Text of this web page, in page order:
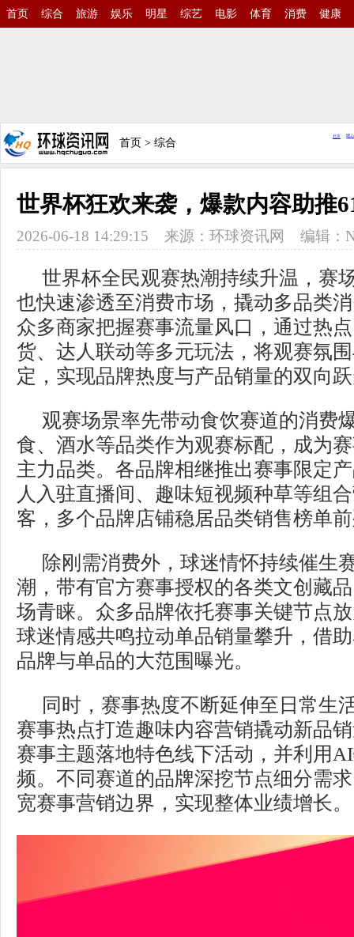
首页 综合 旅游 娱乐 明星 综艺 电影 体育 消费 健康
首页 > 综合
世界杯狂欢来袭，爆款内容助推
2026-06-18 14:29:15 来源： 环球资讯网 编辑：
世界杯全民观赛热潮持续升温，赛
也快速渗透至消费市场，撬动多品类
众多商家把握赛事流量风口，通过热
货、达人联动等多元玩法，将观赛氛
定，实现品牌热度与产品销量的双向
观赛场景率先带动食饮赛道的消费
食、酒水等品类作为观赛标配，成为
主力品类。各品牌相继推出赛事限定
人入驻直播间、趣味短视频种草等组
客，多个品牌店铺稳居品类销售榜单
除刚需消费外，球迷情怀持续催生
潮，带有官方赛事授权的各类文创藏
场青睐。众多品牌依托赛事关键节点
球迷情感共鸣拉动单品销量攀升，借
品牌与单品的大范围曝光。
同时，赛事热度不断延伸至日常生
赛事热点打造趣味内容营销撬动新品
赛事主题落地特色线下活动，并利用
频。不同赛道的品牌深挖节点细分需
宽赛事营销边界，实现整体业绩增长。